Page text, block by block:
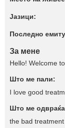
Јазици:
Последно
За мене
Hello! Welcome
Што ме пали:
I love good
Што ме
the bad treatment